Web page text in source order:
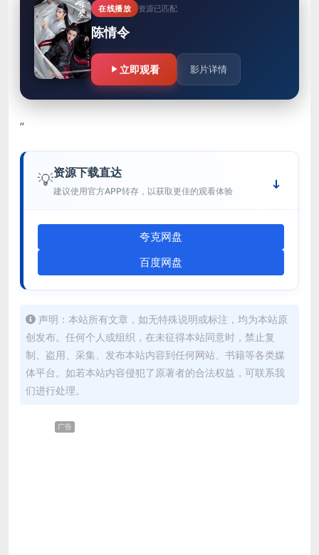
在线播放 资源已匹配
陈情令
立即观看 影片详情
“
💡资源下载直达
建议使用官方APP转存，以获取更佳的观看体验
夸克网盘
百度网盘
声明：本站所有文章，如无特殊说明或标注，均为本站原
创发布。任何个人或组织，在未征得本站同意时，禁止复
制、盗用、采集、发布本站内容到任何网站、书籍等各类媒
体平台。如若本站内容侵犯了原著者的合法权益，可联系我
们进行处理。
广告